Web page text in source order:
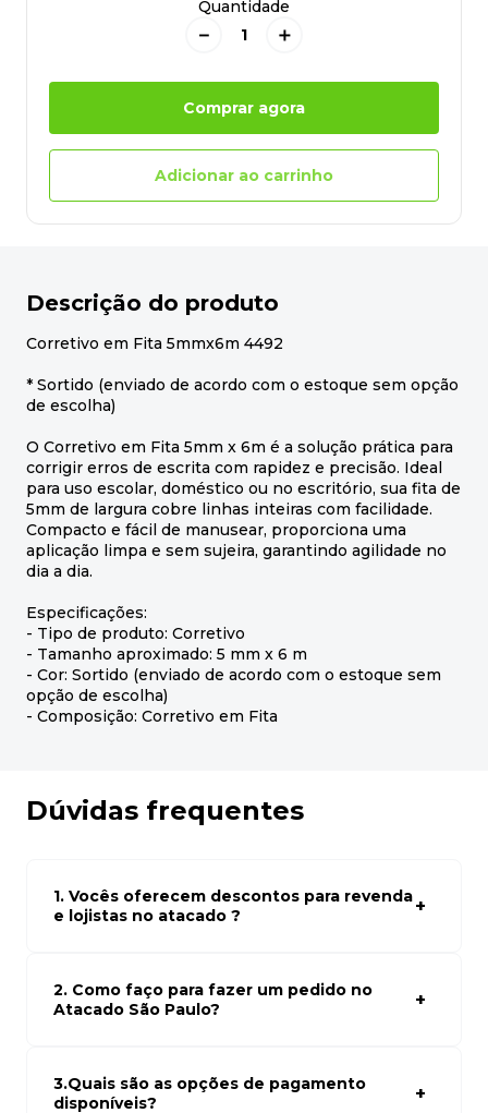
Quantidade
＋
－
Comprar agora
Adicionar ao carrinho
Descrição do produto
Corretivo em Fita 5mmx6m 4492
* Sortido (enviado de acordo com o estoque sem opção
de escolha)
O Corretivo em Fita 5mm x 6m é a solução prática para
corrigir erros de escrita com rapidez e precisão. Ideal
para uso escolar, doméstico ou no escritório, sua fita de
5mm de largura cobre linhas inteiras com facilidade.
Compacto e fácil de manusear, proporciona uma
aplicação limpa e sem sujeira, garantindo agilidade no
dia a dia.
Especificações:
- Tipo de produto: Corretivo
- Tamanho aproximado: 5 mm x 6 m
- Cor: Sortido (enviado de acordo com o estoque sem
opção de escolha)
- Composição: Corretivo em Fita
Dúvidas frequentes
1. Vocês oferecem descontos para revenda
e lojistas no atacado ?
atacado empresas e compre com os melhores preços
para seu modelo de negócio
2. Como faço para fazer um pedido no
Atacado São Paulo?
carrinho. Em seguida, siga as instruções para finalizar a
compra. Se precisar de ajuda, nossa equipe de suporte
3.Quais são as opções de pagamento
disponíveis?